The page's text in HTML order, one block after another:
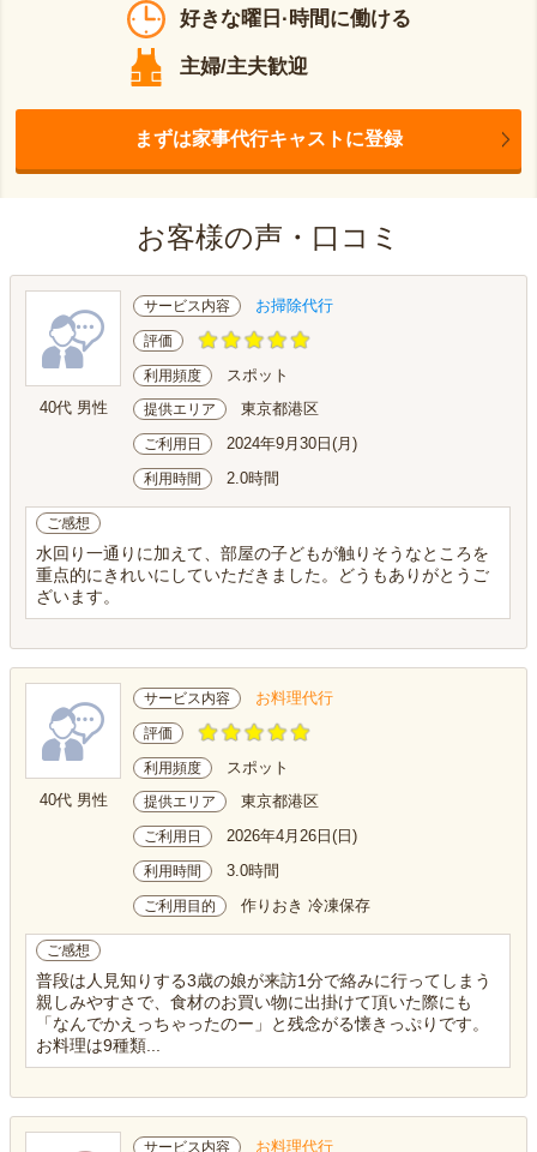
好きな曜日·時間に働ける
主婦/主夫歓迎
まずは家事代行キャストに登録
お客様の声・口コミ
40代 男性
サービス内容 お掃除代行
評価
利用頻度 スポット
提供エリア 東京都港区
ご利用日 2024年9月30日(月)
利用時間 2.0時間
ご感想
水回り一通りに加えて、部屋の子どもが触りそうなところを
重点的にきれいにしていただきました。どうもありがとうご
ざいます。
40代 男性
サービス内容 お料理代行
評価
利用頻度 スポット
提供エリア 東京都港区
ご利用日 2026年4月26日(日)
利用時間 3.0時間
ご利用目的 作りおき 冷凍保存
ご感想
普段は人見知りする3歳の娘が来訪1分で絡みに行ってしまう
親しみやすさで、食材のお買い物に出掛けて頂いた際にも
「なんでかえっちゃったのー」と残念がる懐きっぷりです。
お料理は9種類...
サービス内容 お料理代行